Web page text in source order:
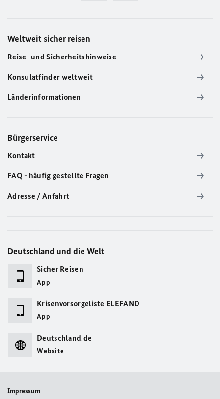
Weltweit sicher reisen
Reise- und Sicherheitshinweise
Konsulatfinder weltweit
Länderinformationen
Bürgerservice
Kontakt
FAQ - häufig gestellte Fragen
Adresse / Anfahrt
Deutschland und die Welt
Sicher Reisen
App
Krisenvorsorgeliste ELEFAND
App
Deutschland.de
Website
Impressum